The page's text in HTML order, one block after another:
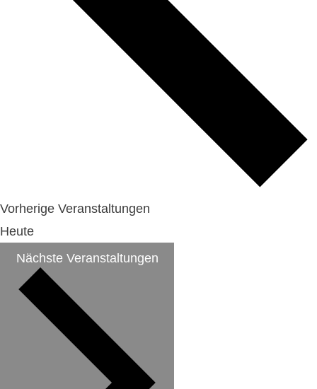
Vorherige Veranstaltungen
Heute
Nächste Veranstaltungen